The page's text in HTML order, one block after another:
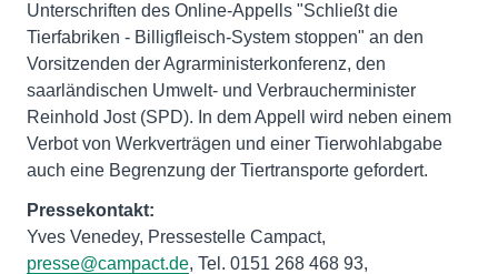
Unterschriften des Online-Appells "Schließt die
Tierfabriken - Billigfleisch-System stoppen" an den
Vorsitzenden der Agrarministerkonferenz, den
saarländischen Umwelt- und Verbraucherminister
Reinhold Jost (SPD). In dem Appell wird neben einem
Verbot von Werkverträgen und einer Tierwohlabgabe
auch eine Begrenzung der Tiertransporte gefordert.
Pressekontakt:
Yves Venedey, Pressestelle Campact,
presse@campact.de, Tel. 0151 268 468 93,